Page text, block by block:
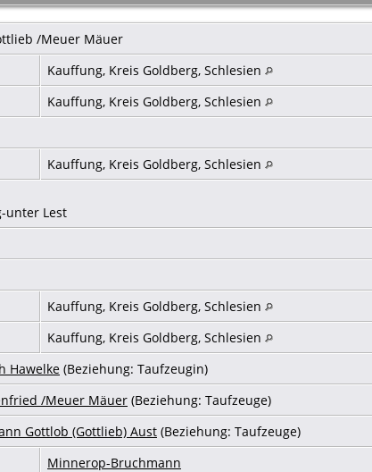
/Meuer Mäuer
Kauffung, Kreis Goldberg, Schlesien
Kauffung, Kreis Goldberg, Schlesien
Kauffung, Kreis Goldberg, Schlesien
unter Lest
Kauffung, Kreis Goldberg, Schlesien
Kauffung, Kreis Goldberg, Schlesien
Hawelke (Beziehung: Taufzeugin)
/Meuer Mäuer (Beziehung: Taufzeuge)
Gottlob (Gottlieb) Aust (Beziehung: Taufzeuge)
Minnerop-Bruchmann